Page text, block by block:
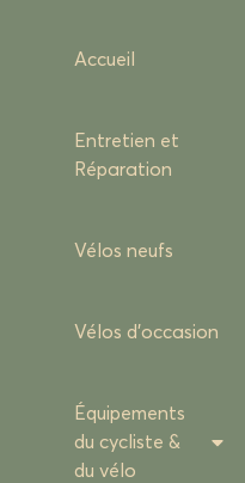
Accueil
Entretien et
Réparation
Vélos neufs
Vélos d’occasion
Équipements
du cycliste &
du vélo